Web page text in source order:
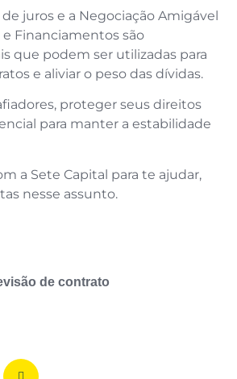
juros e a Negociação Amigável
Financiamentos são
que podem ser utilizadas para
e aliviar o peso das dívidas.
proteger seus direitos
para manter a estabilidade
a Sete Capital para te ajudar,
nesse assunto.
de contrato